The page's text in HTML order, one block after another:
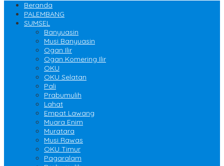
Beranda
PALEMBANG
SUMSEL
Banyuasin
Musi Banyuasin
Ogan Ilir
Ogan Komering Ilir
OKU
OKU Selatan
Pali
Prabumulih
Lahat
Empat Lawang
Muara Enim
Muratara
Musi Rawas
OKU Timur
Pagaralam